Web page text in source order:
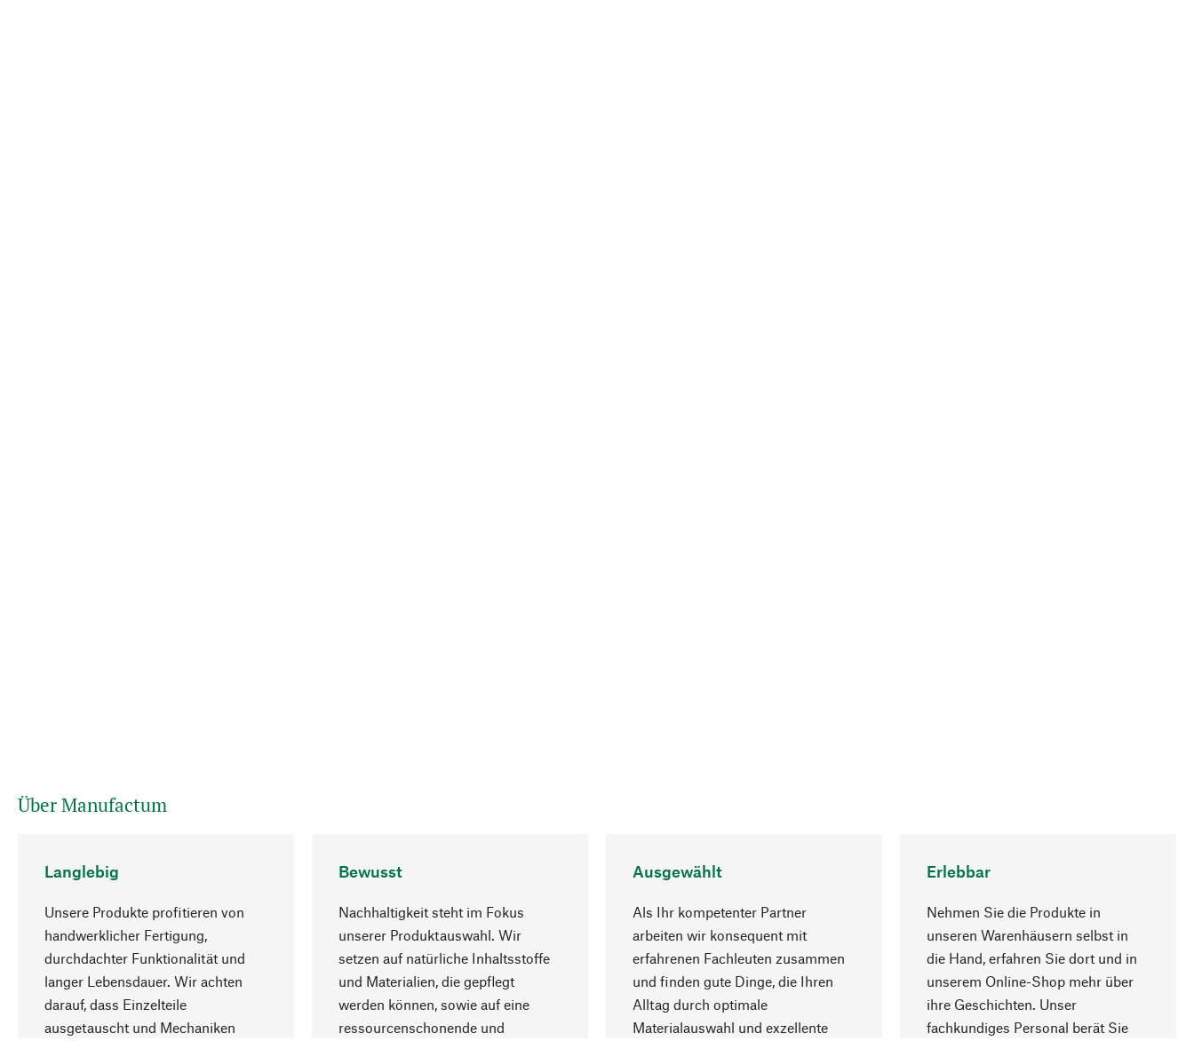
Über Manufactum
Langlebig
Unsere Produkte profitieren von
handwerklicher Fertigung,
durchdachter Funktionalität und
langer Lebensdauer. Wir achten
darauf, dass Einzelteile
ausgetauscht und Mechaniken
Bewusst
Nachhaltigkeit steht im Fokus
unserer Produktauswahl. Wir
setzen auf natürliche Inhaltsstoffe
und Materialien, die gepflegt
werden können, sowie auf eine
ressourcenschonende und
Ausgewählt
Als Ihr kompetenter Partner
arbeiten wir konsequent mit
erfahrenen Fachleuten zusammen
und finden gute Dinge, die Ihren
Alltag durch optimale
Materialauswahl und exzellente
Erlebbar
Nehmen Sie die Produkte in
unseren Warenhäusern selbst in
die Hand, erfahren Sie dort und in
unserem Online-Shop mehr über
ihre Geschichten. Unser
fachkundiges Personal berät Sie